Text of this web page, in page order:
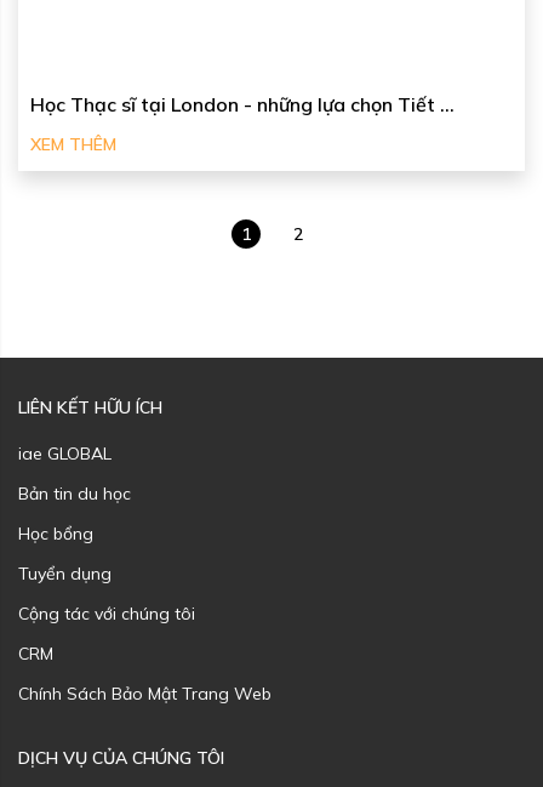
Học Thạc sĩ tại London - những lựa chọn Tiết ...
XEM THÊM
1 2
LIÊN KẾT HỮU ÍCH
iae GLOBAL
Bản tin du học
Học bổng
Tuyển dụng
Cộng tác với chúng tôi
CRM
Chính Sách Bảo Mật Trang Web
DỊCH VỤ CỦA CHÚNG TÔI